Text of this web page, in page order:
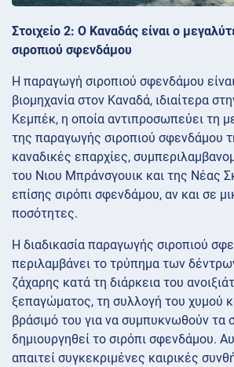
Στοιχείο 2: Ο Καναδάς είναι ο
σιροπιού σφενδάμου
Η παραγωγή σιροπιού σφενδάμου
βιομηχανία στον Καναδά, ιδιαίτερα
Κεμπέκ, η οποία αντιπροσωπεύει τη
της παραγωγής σιροπιού σφενδάμου
καναδικές επαρχίες,
του Νιου Μπράνσγουικ και της Νέας
επίσης σιρόπι σφενδάμου, αν και σε
ποσότητες.
Η διαδικασία παραγωγής σιροπιού
περιλαμβάνει το τρύπημα των
ζάχαρης κατά τη διάρκεια του
ξεπαγώματος, τη συλλογή του χυμού
βράσιμό του για να συμπυκνωθούν τα
δημιουργηθεί το σιρόπι σφενδάμου.
απαιτεί συγκεκριμένες καιρικές